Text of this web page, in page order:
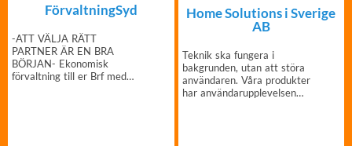
FörvaltningSyd
-ATT VÄLJA RÄTT
PARTNER ÄR EN BRA
BÖRJAN- Ekonomisk
förvaltning till er Brf med
Home Solutions i Sverige
AB
Teknik ska fungera i
bakgrunden, utan att störa
användaren. Våra produkter
har användarupplevelsen